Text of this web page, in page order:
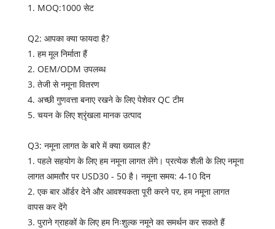
1. MOQ:1000 सेट
Q2: आपका क्या फायदा है?
1. हम मूल निर्माता हैं
2. OEM/ODM उपलब्ध
3. तेजी से नमूना वितरण
4. अच्छी गुणवत्ता बनाए रखने के लिए पेशेवर QC टीम
5. चयन के लिए श्रृंखला मानक उत्पाद
Q3: नमूना लागत के बारे में क्या ख्याल है?
1. पहले सहयोग के लिए हम नमूना लागत लेंगे। प्रत्येक शैली के लिए नमूना
लागत आमतौर पर USD30 - 50 है। नमूना समय: 4-10 दिन
2. एक बार ऑर्डर देने और आवश्यकता पूरी करने पर, हम नमूना लागत
वापस कर देंगे
3. पुराने ग्राहकों के लिए हम निःशुल्क नमूने का समर्थन कर सकते हैं